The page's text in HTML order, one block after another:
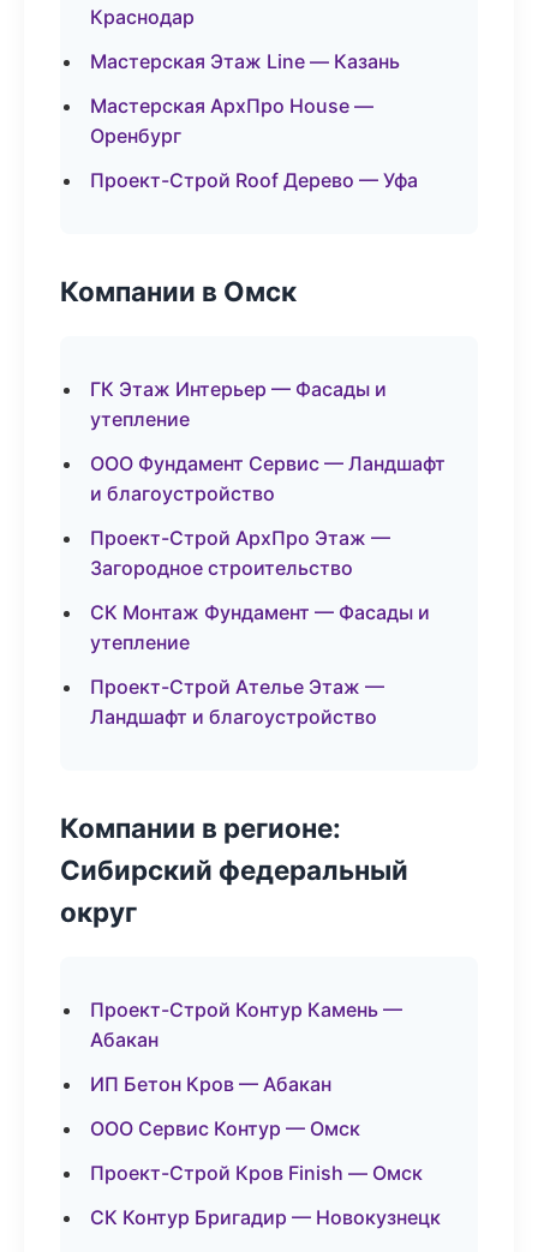
Краснодар
Мастерская Этаж Line — Казань
Мастерская АрхПро House —
Оренбург
Проект-Строй Roof Дерево — Уфа
Компании в Омск
ГК Этаж Интерьер — Фасады и
утепление
ООО Фундамент Сервис — Ландшафт
и благоустройство
Проект-Строй АрхПро Этаж —
Загородное строительство
СК Монтаж Фундамент — Фасады и
утепление
Проект-Строй Ателье Этаж —
Ландшафт и благоустройство
Компании в регионе:
Сибирский федеральный
округ
Проект-Строй Контур Камень —
Абакан
ИП Бетон Кров — Абакан
ООО Сервис Контур — Омск
Проект-Строй Кров Finish — Омск
СК Контур Бригадир — Новокузнецк